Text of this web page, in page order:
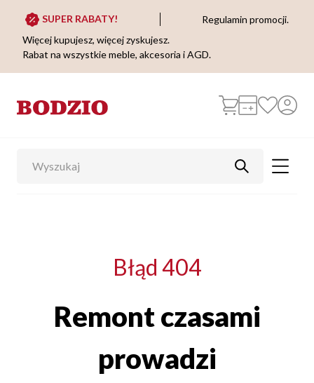
SUPER RABATY!
Regulamin promocji.
Więcej kupujesz, więcej zyskujesz.
Rabat na wszystkie meble, akcesoria i AGD.
Błąd 404
Remont czasami
prowadzi